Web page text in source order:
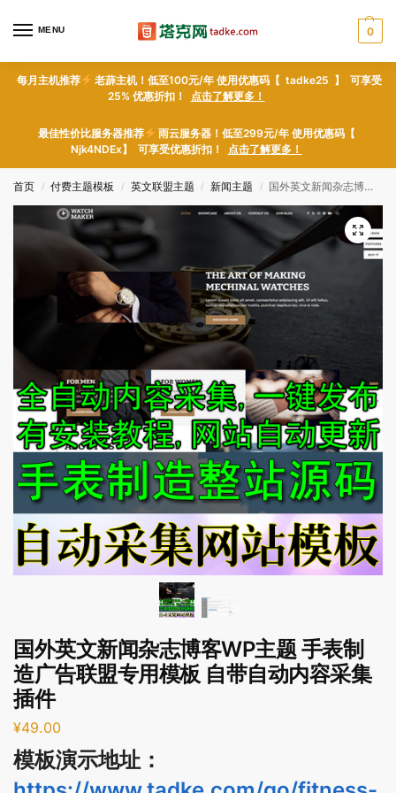
MENU 0
每月主机推荐
老薜主机！低至100元/年 使用优惠码【 tadke25 】 可享受
25% 优惠折扣！ 点击了解更多！
最佳性价比服务器推荐
雨云服务器！低至299元/年 使用优惠码【
Njk4NDEx】 可享受优惠折扣！ 点击了解更多！
首页 / 付费主题模板 / 英文联盟主题 / 新闻主题 / 国外英文新闻杂志博客WP主题 手表制造广告联盟专用模板 自带自动内容采集插件
国外英文新闻杂志博客WP主题 手表制
造广告联盟专用模板 自带自动内容采集
插件
¥49.00
模板演示地址：